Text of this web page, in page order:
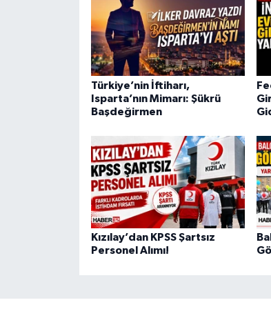
Türkiye’nin İftiharı,
Isparta’nın Mimarı: Şükrü
Başdeğirmen
Kızılay’dan KPSS Şartsız
Personel Alımı!